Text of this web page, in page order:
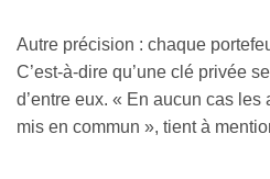
Autre précision : chaque
C’est-à-dire qu’une clé privée
d’entre eux. « En aucun cas
mis en commun », tient à